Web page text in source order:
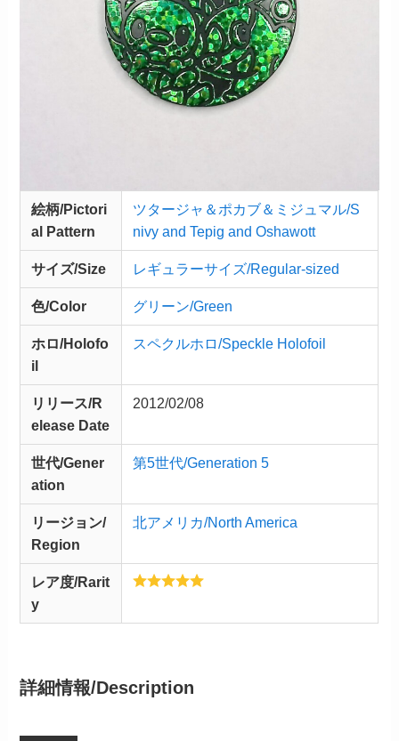
絵柄/Pictori
al Pattern
ツタージャ＆ポカブ＆ミジュマル/S
nivy and Tepig and Oshawott
サイズ/Size レギュラーサイズ/Regular-sized
色/Color グリーン/Green
ホロ/Holofo
il
スペクルホロ/Speckle Holofoil
リリース/R
elease Date
2012/02/08
世代/Gener
ation
第5世代/Generation 5
リージョン/
Region
北アメリカ/North America
レア度/Rarit
y
詳細情報/Description